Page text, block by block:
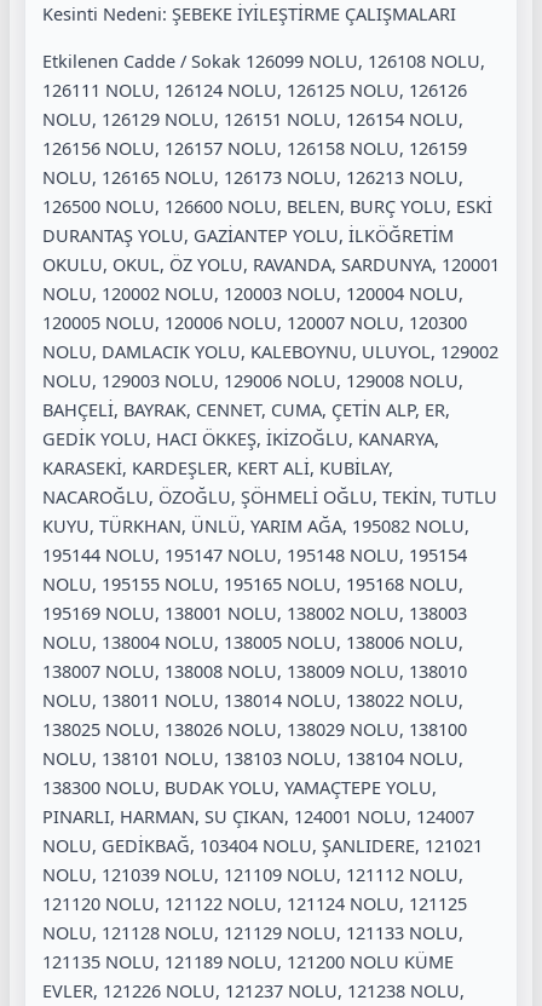
Kesinti Nedeni: ŞEBEKE İYİLEŞTİRME ÇALIŞMALARI
Etkilenen Cadde / Sokak 126099 NOLU, 126108 NOLU,
126111 NOLU, 126124 NOLU, 126125 NOLU, 126126
NOLU, 126129 NOLU, 126151 NOLU, 126154 NOLU,
126156 NOLU, 126157 NOLU, 126158 NOLU, 126159
NOLU, 126165 NOLU, 126173 NOLU, 126213 NOLU,
126500 NOLU, 126600 NOLU, BELEN, BURÇ YOLU, ESKİ
DURANTAŞ YOLU, GAZİANTEP YOLU, İLKÖĞRETİM
OKULU, OKUL, ÖZ YOLU, RAVANDA, SARDUNYA, 120001
NOLU, 120002 NOLU, 120003 NOLU, 120004 NOLU,
120005 NOLU, 120006 NOLU, 120007 NOLU, 120300
NOLU, DAMLACIK YOLU, KALEBOYNU, ULUYOL, 129002
NOLU, 129003 NOLU, 129006 NOLU, 129008 NOLU,
BAHÇELİ, BAYRAK, CENNET, CUMA, ÇETİN ALP, ER,
GEDİK YOLU, HACI ÖKKEŞ, İKİZOĞLU, KANARYA,
KARASEKİ, KARDEŞLER, KERT ALİ, KUBİLAY,
NACAROĞLU, ÖZOĞLU, ŞÖHMELİ OĞLU, TEKİN, TUTLU
KUYU, TÜRKHAN, ÜNLÜ, YARIM AĞA, 195082 NOLU,
195144 NOLU, 195147 NOLU, 195148 NOLU, 195154
NOLU, 195155 NOLU, 195165 NOLU, 195168 NOLU,
195169 NOLU, 138001 NOLU, 138002 NOLU, 138003
NOLU, 138004 NOLU, 138005 NOLU, 138006 NOLU,
138007 NOLU, 138008 NOLU, 138009 NOLU, 138010
NOLU, 138011 NOLU, 138014 NOLU, 138022 NOLU,
138025 NOLU, 138026 NOLU, 138029 NOLU, 138100
NOLU, 138101 NOLU, 138103 NOLU, 138104 NOLU,
138300 NOLU, BUDAK YOLU, YAMAÇTEPE YOLU,
PINARLI, HARMAN, SU ÇIKAN, 124001 NOLU, 124007
NOLU, GEDİKBAĞ, 103404 NOLU, ŞANLIDERE, 121021
NOLU, 121039 NOLU, 121109 NOLU, 121112 NOLU,
121120 NOLU, 121122 NOLU, 121124 NOLU, 121125
NOLU, 121128 NOLU, 121129 NOLU, 121133 NOLU,
121135 NOLU, 121189 NOLU, 121200 NOLU KÜME
EVLER, 121226 NOLU, 121237 NOLU, 121238 NOLU,